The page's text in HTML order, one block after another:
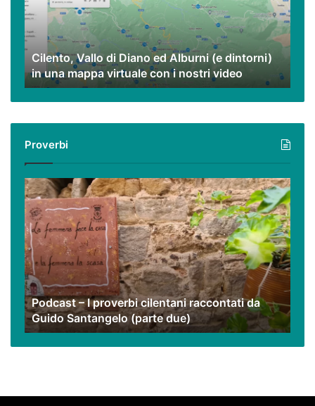
Alburni
(e
dintorni)
una
mappa
virtuale
nostri
video
Cilento, Vallo di Diano ed Alburni (e dintorni)
in una mappa virtuale con i nostri video
Proverbi
Podcast
–
I
proverbi
cilentani
raccontati
da
Guido
Santangelo
(parte
due)
Podcast – I proverbi cilentani raccontati da
Guido Santangelo (parte due)